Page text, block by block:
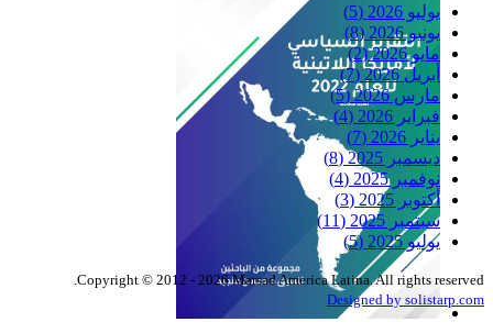
يوليو 2026
(5)
يونيو 2026
(8)
مايو 2026
(2)
أبريل 2026
(7)
مارس 2026
(5)
فبراير 2026
(4)
يناير 2026
(7)
ديسمبر 2025
(8)
نوفمبر 2025
(4)
أكتوبر 2025
(3)
سبتمبر 2025
(11)
يوليو 2025
(5)
Copyright © 2012 - 2026 Marsad America Latina. All rights reserved.
Designed by solistarp.com